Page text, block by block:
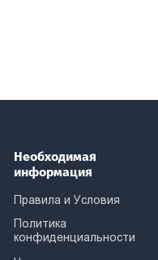
Необходимая
информация
Правила и Условия
Политика
конфиденциальности